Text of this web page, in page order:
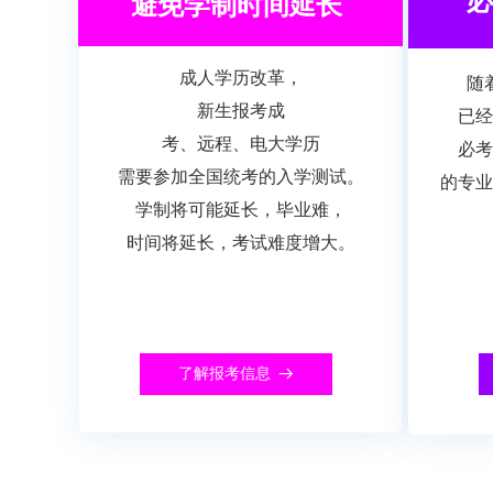
成人学历改革，
新生报考成
考、远程、电大学历
需要参加全国统考的入学测试。
学制将可能延长，毕业难，
时间将延长，考试难度增大。
了解报考信息 뀠
随
已
必
的专